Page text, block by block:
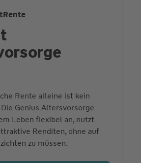
Rente alleine ist kein
Genius Altersvorsorge
Leben flexibel an, nutzt
Renditen, ohne auf
zu müssen.